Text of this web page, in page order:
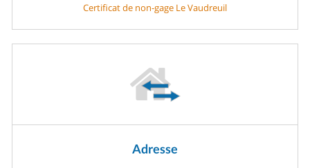
Certificat de non-gage Le Vaudreuil
Adresse